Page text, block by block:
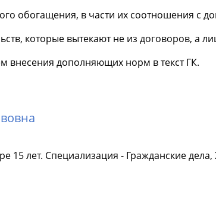
обогащения, в части их соотношения с
которые вытекают не из договоров, а
внесения дополняющих норм в текст ГК.
15 лет. Специализация - Гражданские